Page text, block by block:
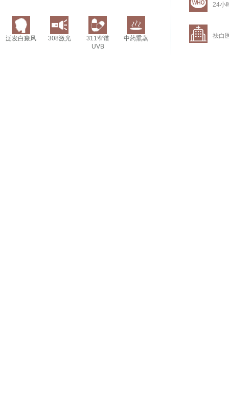
泛发白癜风 308激光
311窄谱
UVB
中药熏蒸
24小
祛白